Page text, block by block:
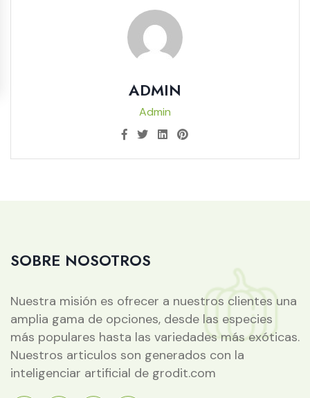
ADMIN
Admin
SOBRE NOSOTROS
Nuestra misión es ofrecer a nuestros clientes una
amplia gama de opciones, desde las especies
más populares hasta las variedades más exóticas.
Nuestros articulos son generados con la
inteligenciar artificial de grodit.com